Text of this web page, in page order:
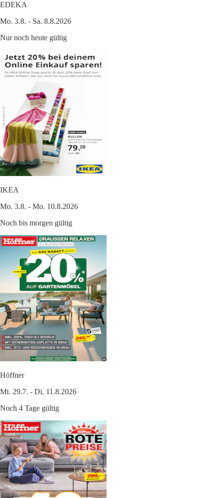
EDEKA
Mo. 3.8. - Sa. 8.8.2026
Nur noch heute gültig
IKEA
Mo. 3.8. - Mo. 10.8.2026
Noch bis morgen gültig
Höffner
Mi. 29.7. - Di. 11.8.2026
Noch 4 Tage gültig